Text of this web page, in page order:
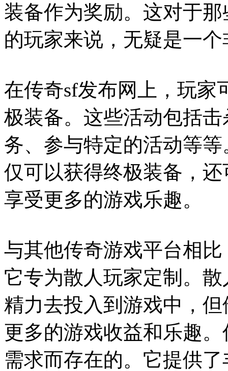
装备作为奖励。这对于
的玩家来说，无疑是一
在传奇sf发布网上，玩家
极装备。这些活动包括
务、参与特定的活动等
仅可以获得终极装备，
享受更多的游戏乐趣。
与其他传奇游戏平台相
它专为散人玩家定制。
精力去投入到游戏中，
更多的游戏收益和乐趣
需求而存在的。它提供